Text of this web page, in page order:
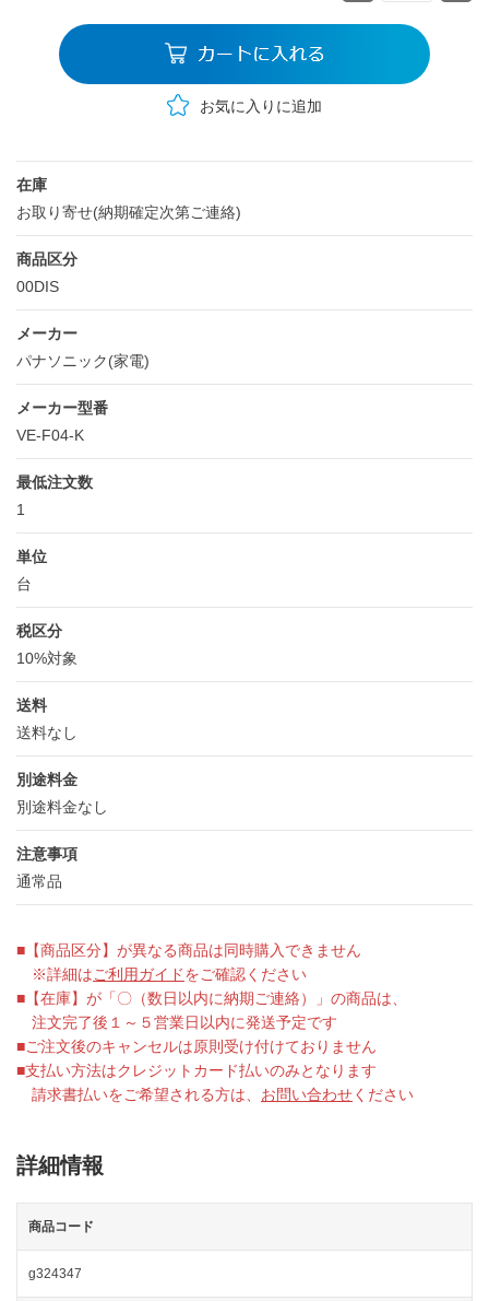
お気に入りに追加
在庫
お取り寄せ(納期確定次第ご連絡)
商品区分
00DIS
メーカー
パナソニック(家電)
メーカー型番
VE-F04-K
最低注文数
1
単位
台
税区分
10%対象
送料
送料なし
別途料金
別途料金なし
注意事項
通常品
■【商品区分】が異なる商品は同時購入できません
※詳細はご利用ガイドをご確認ください
■【在庫】が「〇（数日以内に納期ご連絡）」の商品は、
注文完了後１～５営業日以内に発送予定です
■ご注文後のキャンセルは原則受け付けておりません
■支払い方法はクレジットカード払いのみとなります
請求書払いをご希望される方は、 お問い合わせください
詳細情報
商品コード
g324347